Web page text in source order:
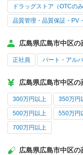
ドラッグストア（OTCのみ
品質管理・品質保証・PV
広島県広島市中区
正社員 パート・アル
広島県広島市中区
300万円以上 350万円
500万円以上 550万円
700万円以上
広島県広島市中区